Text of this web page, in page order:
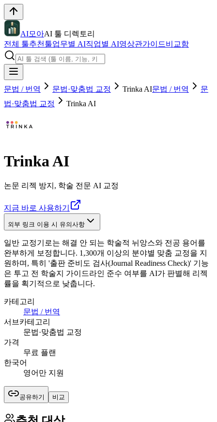
AI모아AI 툴 디렉토리
전체 툴추천툴업무별 AI직업별 AI영상관가이드비교함
문법 / 번역 문법·맞춤법 교정 Trinka AI문법 / 번역
문
법·맞춤법 교정
Trinka AI
Trinka AI
논문 리젝 방지, 학술 전문 AI 교정
지금 바로 사용하기
외부 링크 이용 시 유의사항
일반 교정기로는 해결 안 되는 학술적 뉘앙스와 전공 용어를
완부하게 보정합니다. 1,300개 이상의 분야별 맞춤 교정을 지
원하며, 특히 '출판 준비도 검사(Journal Readiness Check)' 기능
은 투고 전 학술지 가이드라인 준수 여부를 AI가 판별해 리젝
률을 획기적으로 낮춥니다.
카테고리
문법 / 번역
서브카테고리
문법·맞춤법 교정
가격
무료 플랜
한국어
영어만 지원
공유하기 비교